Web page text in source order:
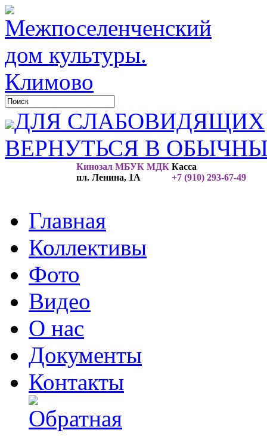
ДЛЯ СЛАБОВИДЯЩИХ
ВЕРНУТЬСЯ В
Кинозал МБУК МДК
пл. Ленина, 1А
Касса
+7 (910) 293-67-49
Главная
Коллективы
Фото
Видео
О нас
Документы
Контакты